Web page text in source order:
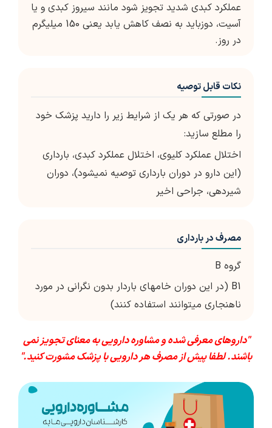
عملکرد کبدی شدید تجویز شود مانند سیروز کبدی و یا
آسیت، دوزباید به نصف کاهش یابد یعنی 150 میلیگرم
در روز.
نکات قابل توصیه
در صورتی که هر یک از شرایط زیر را دارید پزشک خود
را مطلع سازید:
اختلال عملکرد کلیوی، اختلال عملکرد کبدی، بارداری
(این دارو در دوران بارداری توصیه نمی­شود)، دوران
شیردهی، جراحی اخیر
مصرف در بارداری
گروه B
B1 (در این دوران خام­های باردار بدون نگرانی در مورد
ناهنجاری می­توانند استفاده کنند)
"داروهای معرفی شده و مشاوره دارویی به معنای تجویز نمی
باشند. لطفا پیش از مصرف هر دارویی با پزشک مشورت کنید."